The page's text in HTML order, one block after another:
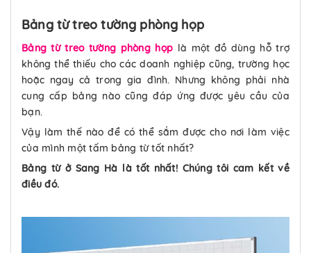
Bảng từ treo tường phòng họp
Bảng từ treo tường phòng họp là một đồ dùng hỗ trợ
không thể thiếu cho các doanh nghiệp cũng, trường học
hoặc ngay cả trong gia đình. Nhưng không phải nhà
cung cấp bảng nào cũng đáp ứng được yêu cầu của
bạn.
Vậy làm thế nào để có thể sắm được cho nơi làm việc
của mình một tấm bảng từ tốt nhất?
Bảng từ ở Sang Hà là tốt nhất! Chúng tôi cam kết về
điều đó.